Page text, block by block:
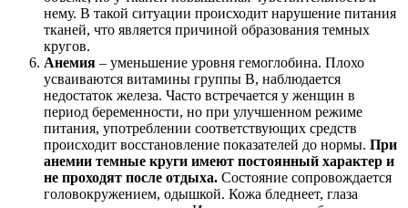
нему. В такой ситуации происходит нарушение питания
тканей, что является причиной образования темных
кругов.
Анемия – уменьшение уровня гемоглобина. Плохо
усваиваются витамины группы В, наблюдается
недостаток железа. Часто встречается у женщин в
период беременности, но при улучшенном режиме
питания, употреблении соответствующих средств
происходит восстановление показателей до нормы. При
анемии темные круги имеют постоянный характер и
не проходят после отдыха. Состояние сопровождается
головокружением, одышкой. Кожа бледнеет, глаза